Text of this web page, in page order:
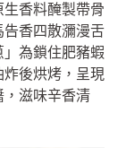
香料醃製帶骨
香四散瀰漫舌
為鎖住肥豬蝦
後烘烤，呈現
，滋味辛香清